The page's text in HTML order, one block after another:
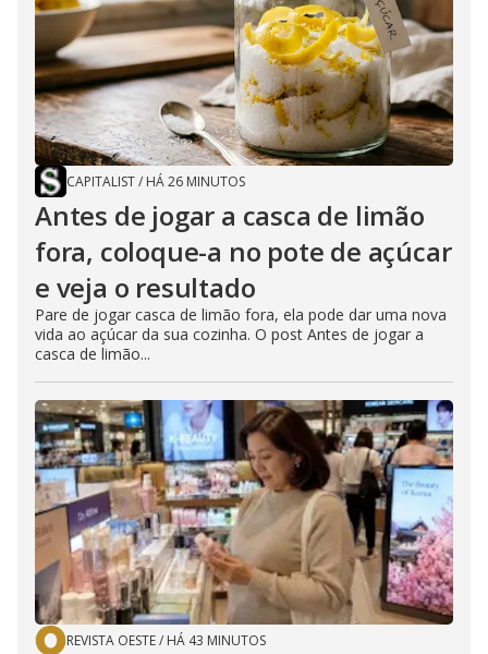
e
o
CAPITALIST/ HÁ 26 MINUTOS
Antes de jogar a casca de limão
fora, coloque-a no pote de açúcar
e veja o resultado
Pare de jogar casca de limão fora, ela pode dar uma nova
vida ao açúcar da sua cozinha. O post Antes de jogar a
casca de limão...
REVISTA OESTE/ HÁ 43 MINUTOS